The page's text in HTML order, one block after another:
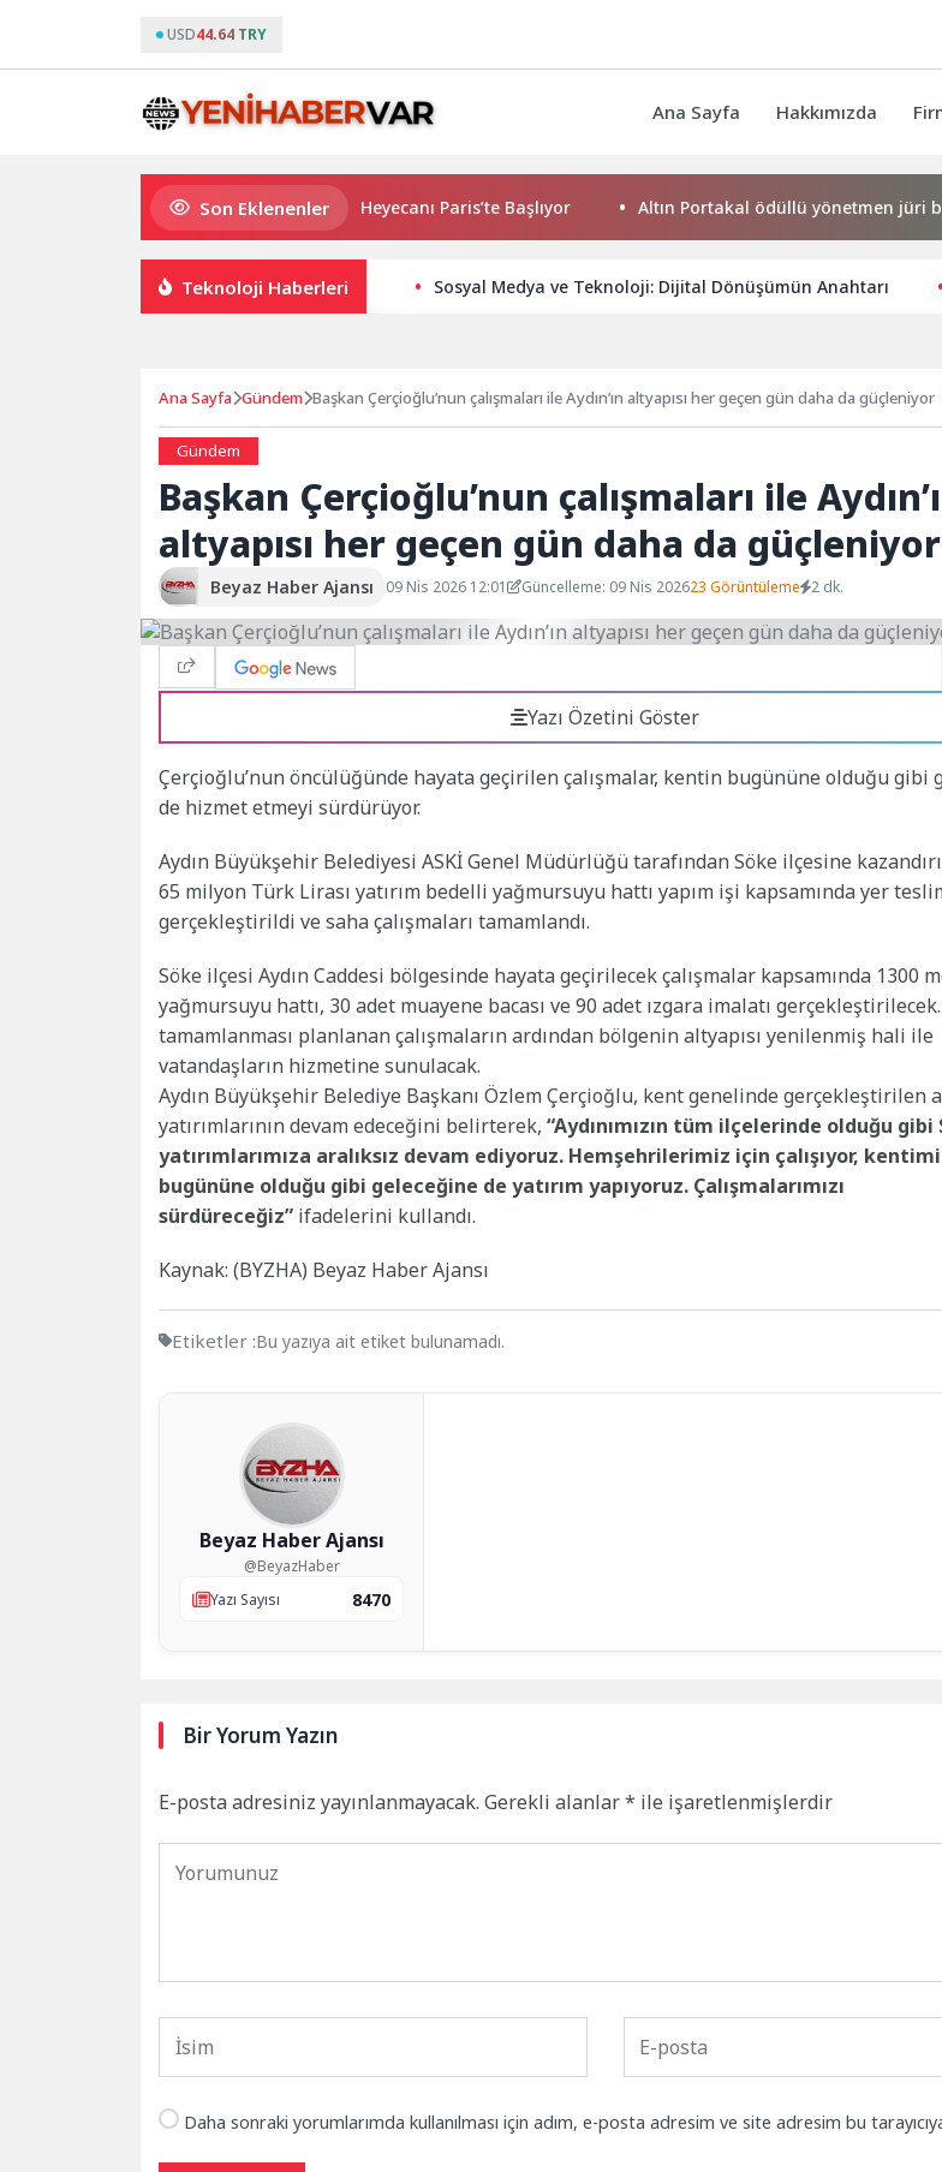
USD44.64 TRY
Ana Sayfa Hakkımızda
Son Eklenenler
2026 PUBG Mobile World Cup Heyecanı Paris’te Başlıyor Altın Portakal ödüllü yönetmen jüri
Teknoloji Haberleri Sosyal Medya ve Teknoloji: Dijital Dönüşümün Anahtarı
Ana Sayfa Gündem Başkan Çerçioğlu’nun çalışmaları ile Aydın’ın altyapısı her geçen gün daha da güçleniyor
Gündem
Başkan Çerçioğlu’nun çalışmaları ile
altyapısı her geçen gün daha da güçleniyor
Beyaz Haber Ajansı 09 Nis 2026 12:01 Güncelleme: 09 Nis 202623 Görüntüleme 2 dk.
Yazı Özetini Göster
Çerçioğlu’nun öncülüğünde hayata geçirilen çalışmalar, kentin bugününe olduğu gibi
de hizmet etmeyi sürdürüyor.
Aydın Büyükşehir Belediyesi ASKİ Genel Müdürlüğü tarafından Söke ilçesine
65 milyon Türk Lirası yatırım bedelli yağmursuyu hattı yapım işi kapsamında yer
gerçekleştirildi ve saha çalışmaları tamamlandı.
Söke ilçesi Aydın Caddesi bölgesinde hayata geçirilecek çalışmalar kapsamında 1300
yağmursuyu hattı, 30 adet muayene bacası ve 90 adet ızgara imalatı gerçekleştirilecek.
tamamlanması planlanan çalışmaların ardından bölgenin altyapısı yenilenmiş hali ile
vatandaşların hizmetine sunulacak.
Aydın Büyükşehir Belediye Başkanı Özlem Çerçioğlu, kent genelinde gerçekleştirilen
yatırımlarının devam edeceğini belirterek, “Aydınımızın tüm ilçelerinde olduğu gibi
yatırımlarımıza aralıksız devam ediyoruz. Hemşehrilerimiz için çalışıyor,
bugününe olduğu gibi geleceğine de yatırım yapıyoruz. Çalışmalarımızı
sürdüreceğiz” ifadelerini kullandı.
Kaynak: (BYZHA) Beyaz Haber Ajansı
Etiketler :Bu yazıya ait etiket bulunamadı.
Beyaz Haber Ajansı
@BeyazHaber
Yazı Sayısı
8470
Bir Yorum Yazın
E-posta adresiniz yayınlanmayacak. Gerekli alanlar* ile işaretlenmişlerdir
Daha sonraki yorumlarımda kullanılması için adım, e-posta adresim ve site adresim bu